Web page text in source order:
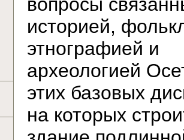
историей,
этнографией и
археологией
этих базовых
на которых